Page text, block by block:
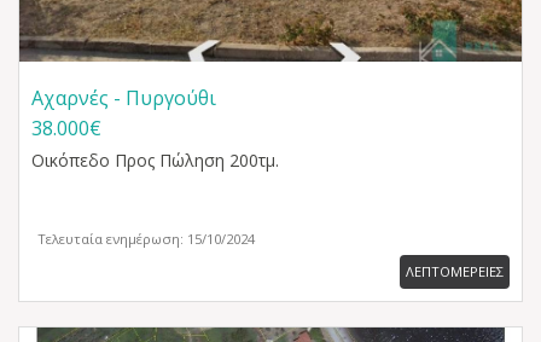
Αχαρνές - Πυργούθι
38.000€
Οικόπεδο Προς Πώληση 200τμ.
Τελευταία ενημέρωση: 15/10/2024
ΛΕΠΤΟΜΕΡΕΙΕΣ